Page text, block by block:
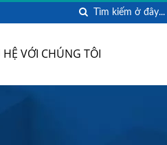
HỆ VỚI CHÚNG TÔI